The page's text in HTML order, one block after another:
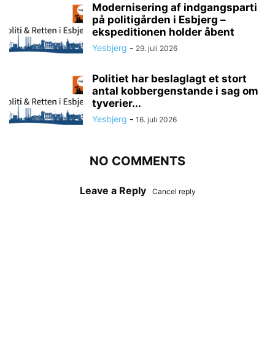
Modernisering af indgangsparti
på politigården i Esbjerg –
ekspeditionen holder åbent
Yesbjerg - 29. juli 2026
Politiet har beslaglagt et stort
antal kobbergenstande i sag om
tyverier...
Yesbjerg - 16. juli 2026
NO COMMENTS
Leave a Reply Cancel reply